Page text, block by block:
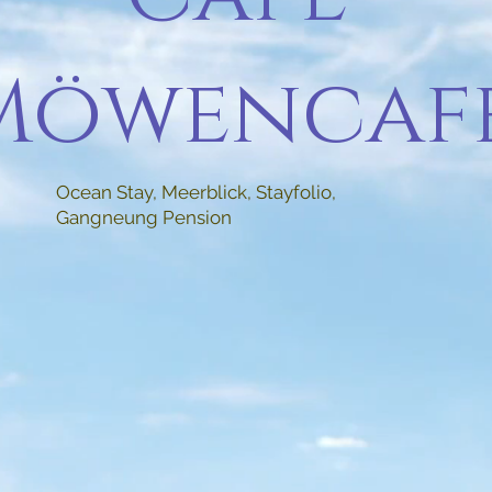
Ocean Stay, Meerblick, Stayfolio,
Gangneung Pension